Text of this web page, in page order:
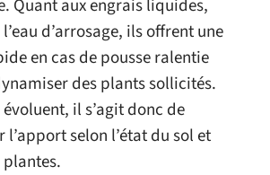
Quant aux engrais liquides,
d’arrosage, ils offrent une
en cas de pousse ralentie
des plants sollicités.
il s’agit donc de
l’apport selon l’état du sol et
plantes.